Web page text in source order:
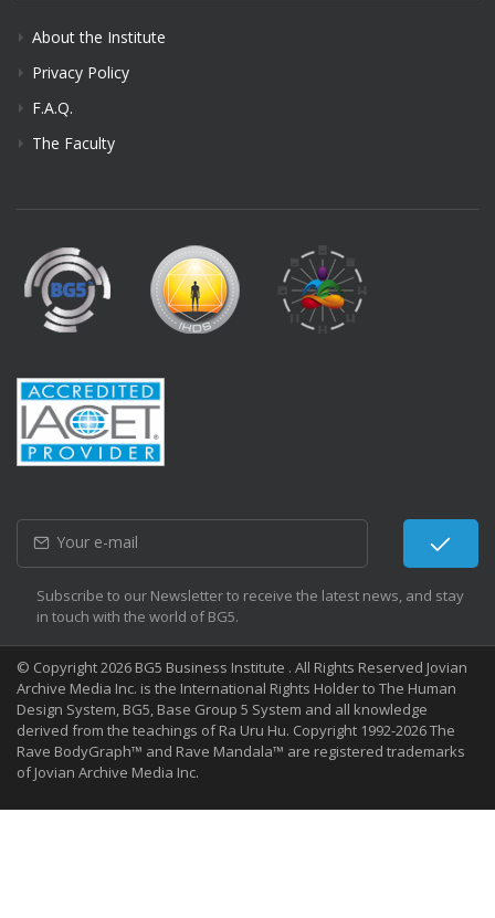
About the Institute
Privacy Policy
F.A.Q.
The Faculty
Subscribe to our Newsletter to receive the latest news, and stay
in touch with the world of BG5.
© Copyright 2026 BG5 Business Institute . All Rights Reserved Jovian
Archive Media Inc. is the International Rights Holder to The Human
Design System, BG5, Base Group 5 System and all knowledge
derived from the teachings of Ra Uru Hu. Copyright 1992-2026 The
Rave BodyGraph™ and Rave Mandala™ are registered trademarks
of Jovian Archive Media Inc.